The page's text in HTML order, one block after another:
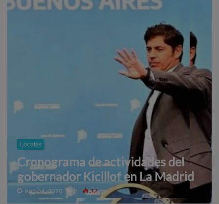
Locales
Cronograma de actividades del
gobernador Kicillof en La Madrid
Ago 04, 2026 0 32